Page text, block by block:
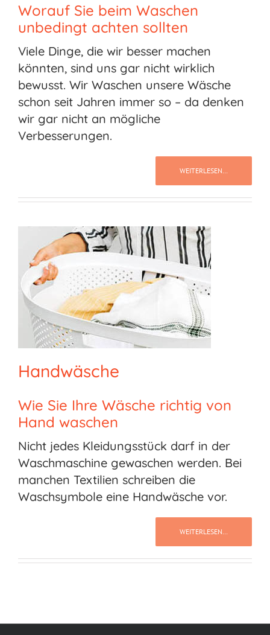
Worauf Sie beim Waschen
unbedingt achten sollten
Viele Dinge, die wir besser machen
könnten, sind uns gar nicht wirklich
bewusst. Wir Waschen unsere Wäsche
schon seit Jahren immer so – da denken
wir gar nicht an mögliche
Verbesserungen.
WEITERLESEN…
Handwäsche
Wie Sie Ihre Wäsche richtig von
Hand waschen
Nicht jedes Kleidungsstück darf in der
Waschmaschine gewaschen werden. Bei
manchen Textilien schreiben die
Waschsymbole eine Handwäsche vor.
WEITERLESEN…